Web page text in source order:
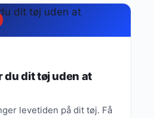
du dit tøj uden at
levetiden på dit tøj. Få